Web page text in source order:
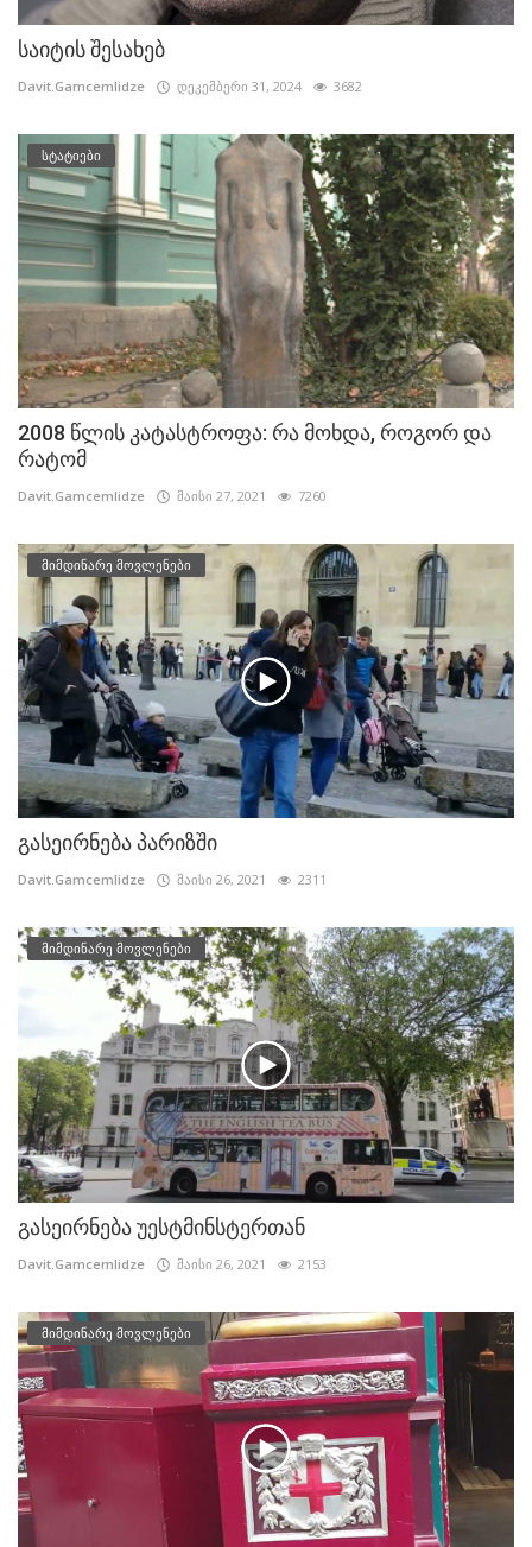
საიტის შესახებ
Davit.Gamcemlidze დეკემბერი 31, 2024 3682
სტატიები
2008 წლის კატასტროფა: რა მოხდა, როგორ და
რატომ
Davit.Gamcemlidze მაისი 27, 2021 7260
მიმდინარე მოვლენები
გასეირნება პარიზში
Davit.Gamcemlidze მაისი 26, 2021 2311
მიმდინარე მოვლენები
გასეირნება უესტმინსტერთან
Davit.Gamcemlidze მაისი 26, 2021 2153
მიმდინარე მოვლენები